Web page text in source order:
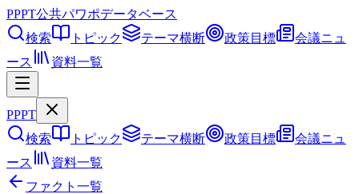
PPPT公共パワポデータベース
検索
トピック テーマ横断 政策目標
会議ニュ
ース
資料一覧
PPPT
検索
トピック テーマ横断 政策目標
会議ニュ
ース
資料一覧
ファクト一覧